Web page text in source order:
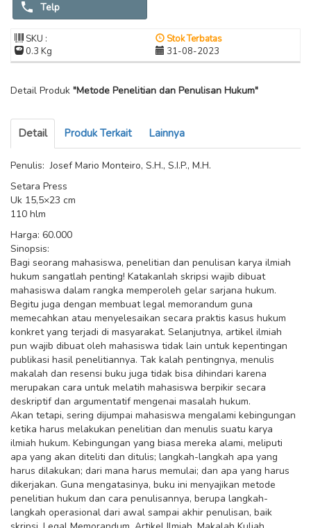
Telp
SKU :
Stok Terbatas
0.3 Kg
31-08-2023
Detail Produk "Metode Penelitian dan Penulisan Hukum"
Detail Produk Terkait Lainnya
Penulis: Josef Mario Monteiro, S.H., S.I.P., M.H.
Setara Press
Uk 15,5×23 cm
110 hlm
Harga: 60.000
Sinopsis:
Bagi seorang mahasiswa, penelitian dan penulisan karya ilmiah
hukum sangatlah penting! Katakanlah skripsi wajib dibuat
mahasiswa dalam rangka memperoleh gelar sarjana hukum.
Begitu juga dengan membuat legal memorandum guna
memecahkan atau menyelesaikan secara praktis kasus hukum
konkret yang terjadi di masyarakat. Selanjutnya, artikel ilmiah
pun wajib dibuat oleh mahasiswa tidak lain untuk kepentingan
publikasi hasil penelitiannya. Tak kalah pentingnya, menulis
makalah dan resensi buku juga tidak bisa dihindari karena
merupakan cara untuk melatih mahasiswa berpikir secara
deskriptif dan argumentatif mengenai masalah hukum.
Akan tetapi, sering dijumpai mahasiswa mengalami kebingungan
ketika harus melakukan penelitian dan menulis suatu karya
ilmiah hukum. Kebingungan yang biasa mereka alami, meliputi
apa yang akan diteliti dan ditulis; langkah-langkah apa yang
harus dilakukan; dari mana harus memulai; dan apa yang harus
dikerjakan. Guna mengatasinya, buku ini menyajikan metode
penelitian hukum dan cara penulisannya, berupa langkah-
langkah operasional dari awal sampai akhir penulisan, baik